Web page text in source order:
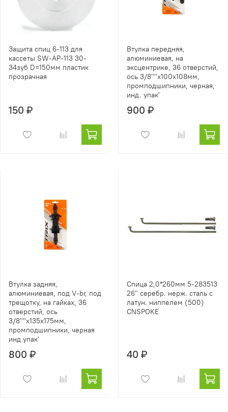
Защита спиц 6-113 для
кассеты SW-AP-113 30-
34зуб D=150мм пластик
прозрачная
150 ₽
Втулка передняя,
алюминиевая, на
эксцентрике, 36 отверстий,
ось 3/8''''х100x108мм,
промподшипники, черная,
инд. упак'
900 ₽
Втулка задняя,
алюминиевая, под V-br, под
трещотку, на гайках, 36
отверстий, ось
3/8''''х135x175мм,
промподшипники, черная
инд.упак'
800 ₽
Спица 2,0*260мм 5-283513
26" серебр. нерж. сталь с
латун. ниппелем (500)
CNSPOKE
40 ₽